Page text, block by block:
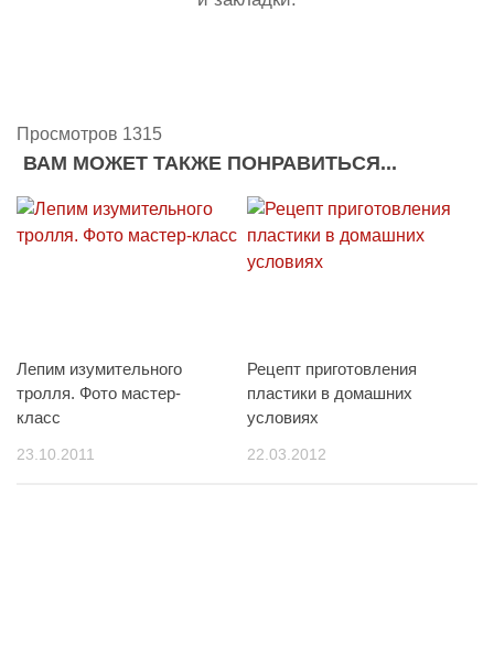
Просмотров 1315
ВАМ МОЖЕТ ТАКЖЕ ПОНРАВИТЬСЯ...
Лепим изумительного
тролля. Фото мастер-
класс
23.10.2011
Рецепт приготовления
пластики в домашних
условиях
22.03.2012